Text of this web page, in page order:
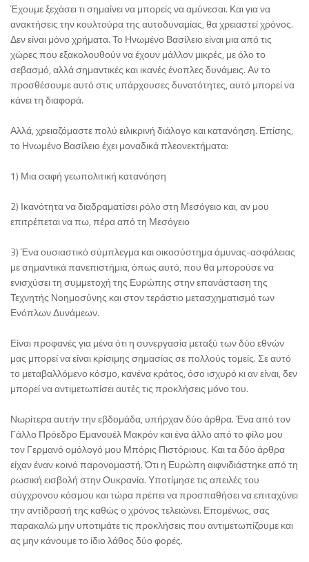
Έχουμε ξεχάσει τι σημαίνει να μπορείς να αμύνεσαι. Και για να
ανακτήσεις την κουλτούρα της αυτοδυναμίας, θα χρειαστεί χρόνος.
Δεν είναι μόνο χρήματα. Το Ηνωμένο Βασίλειο είναι μια από τις
χώρες που εξακολουθούν να έχουν μάλλον μικρές, με όλο το
σεβασμό, αλλά σημαντικές και ικανές ένοπλες δυνάμεις. Αν το
προσθέσουμε αυτό στις υπάρχουσες δυνατότητες, αυτό μπορεί να
κάνει τη διαφορά.
Αλλά, χρειαζόμαστε πολύ ειλικρινή διάλογο και κατανόηση. Επίσης,
το Ηνωμένο Βασίλειο έχει μοναδικά πλεονεκτήματα:
1) Μια σαφή γεωπολιτική κατανόηση
2) Ικανότητα να διαδραματίσει ρόλο στη Μεσόγειο και, αν μου
επιτρέπεται να πω, πέρα από τη Μεσόγειο
3) Ένα ουσιαστικό σύμπλεγμα και οικοσύστημα άμυνας-ασφάλειας
με σημαντικά πανεπιστήμια, όπως αυτό, που θα μπορούσε να
ενισχύσει τη συμμετοχή της Ευρώπης στην επανάσταση της
Τεχνητής Νοημοσύνης και στον τεράστιο μετασχηματισμό των
Ενόπλων Δυνάμεων.
Είναι προφανές για μένα ότι η συνεργασία μεταξύ των δύο εθνών
μας μπορεί να είναι κρίσιμης σημασίας σε πολλούς τομείς. Σε αυτό
το μεταβαλλόμενο κόσμο, κανένα κράτος, όσο ισχυρό κι αν είναι, δεν
μπορεί να αντιμετωπίσει αυτές τις προκλήσεις μόνο του.
Νωρίτερα αυτήν την εβδομάδα, υπήρχαν δύο άρθρα. Ένα από τον
Γάλλο Πρόεδρο Εμανουέλ Μακρόν και ένα άλλο από το φίλο μου
τον Γερμανό ομόλογό μου Μπόρις Πιστόριους. Και τα δύο άρθρα
είχαν έναν κοινό παρονομαστή. Ότι η Ευρώπη αιφνιδιάστηκε από τη
ρωσική εισβολή στην Ουκρανία. Υποτίμησε τις απειλές του
σύγχρονου κόσμου και τώρα πρέπει να προσπαθήσει να επιταχύνει
την αντίδρασή της καθώς ο χρόνος τελειώνει. Επομένως, σας
παρακαλώ μην υποτιμάτε τις προκλήσεις που αντιμετωπίζουμε και
ας μην κάνουμε το ίδιο λάθος δύο φορές.